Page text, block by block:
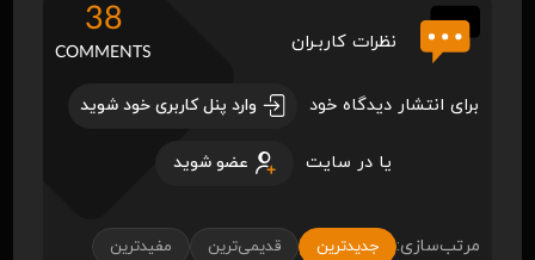
نظرات کاربـران
38
COMMENTS
برای انتشار دیدگاه خود وارد پنل کاربری خود شوید
یا در سایت عضو شوید
مرتب‌سازی: جدیدترین قدیمی‌ترین مفیدترین